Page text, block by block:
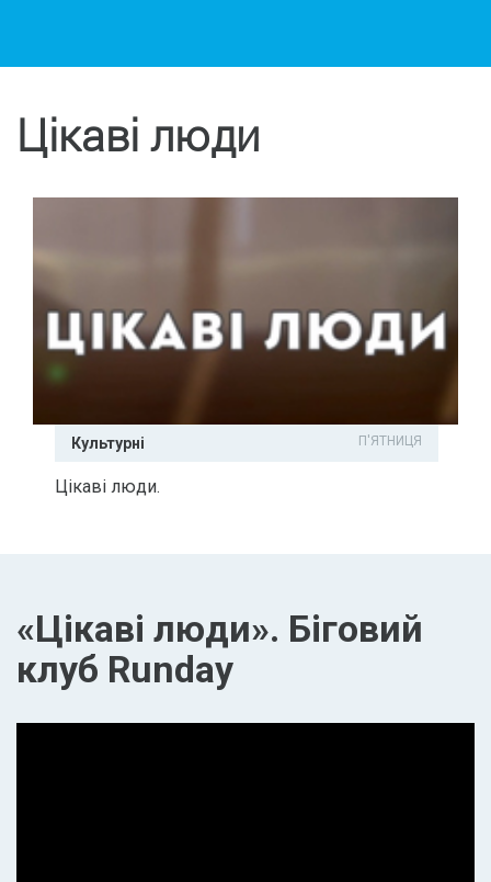
Цікаві люди
Культурні П'ЯТНИЦЯ
Цікаві люди.
«Цікаві люди». Біговий
клуб Runday